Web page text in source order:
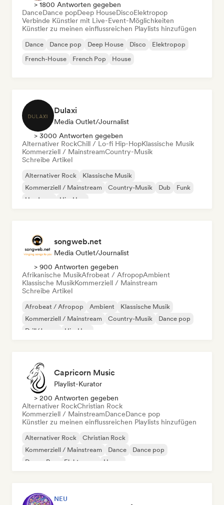
> 1800 Antworten gegeben
DanceDance popDeep HouseDiscoElektropop
Verbinde Künstler mit Live-Event-Möglichkeiten
Künstler zu meinen einflussreichen Playlists hinzufügen
Dance Dance pop Deep House Disco
Elektropop
French-House
French Pop House
Dulaxi
Media Outlet/Journalist
> 3000 Antworten gegeben
Alternativer RockChill / Lo-fi Hip-HopKlassische Musik
Kommerziell / MainstreamCountry-Musik
Schreibe Artikel
Alternativer Rock
Klassische Musik
Kommerziell / Mainstream
Country-Musik Dub
Funk
Hardcore
Hip-Hop
songweb.net
Media Outlet/Journalist
> 900 Antworten gegeben
Afrikanische MusikAfrobeat / AfropopAmbient
Klassische MusikKommerziell / Mainstream
Schreibe Artikel
Afrobeat / Afropop Ambient
Klassische Musik
Kommerziell / Mainstream
Country-Musik
Dance pop
Drill/Jersey
Hip-Hop
Capricorn Music
Playlist-Kurator
> 200 Antworten gegeben
Alternativer RockChristian Rock
Kommerziell / MainstreamDanceDance pop
Künstler zu meinen einflussreichen Playlists hinzufügen
Alternativer Rock
Christian Rock
Kommerziell / Mainstream
Dance
Dance pop
Dream Pop
Elektropop House
NEU